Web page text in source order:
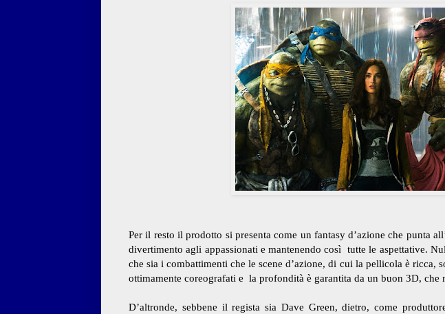
Per il resto il prodotto si presenta come un fantasy d’azione che punta
divertimento agli appassionati e mantenendo così tutte le aspettative.
che sia i combattimenti che le scene d’azione, di cui la pellicola è ricca,
ottimamente coreografati e la profondità è garantita da un buon 3D, che
D’altronde, sebbene il regista sia Dave Green, dietro, come